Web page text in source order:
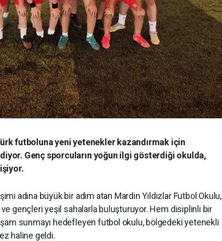
futboluna yeni yetenekler kazandırmak için
Genç sporcuların yoğun ilgi gösterdiği okulda,
adına büyük bir adım atan Mardin Yıldızlar Futbol Okulu,
gençleri yeşil sahalarla buluşturuyor. Hem disiplinli bir
sunmayı hedefleyen futbol okulu, bölgedeki yetenekli
haline geldi.